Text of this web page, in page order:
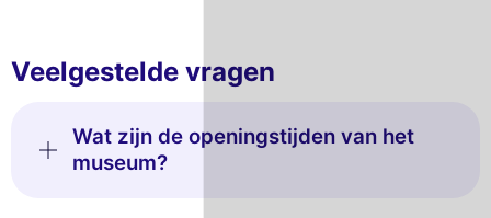
Veelgestelde vragen
Wat zijn de openingstijden van het
museum?